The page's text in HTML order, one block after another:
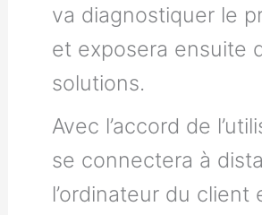
va diagnostiquer le
et exposera ensuite
solutions.
Avec l’accord de
se connectera à
l’ordinateur du client